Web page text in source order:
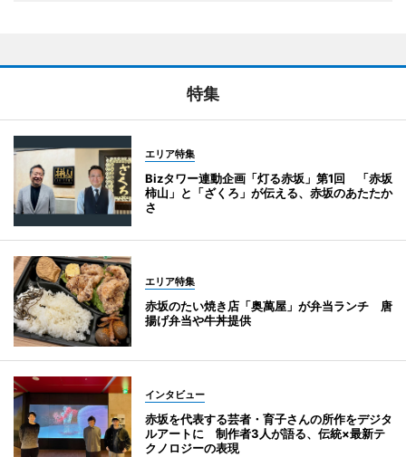
特集
エリア特集
Bizタワー連動企画「灯る赤坂」第1回 「赤坂
柿山」と「ざくろ」が伝える、赤坂のあたたか
さ
エリア特集
赤坂のたい焼き店「奥萬屋」が弁当ランチ 唐
揚げ弁当や牛丼提供
インタビュー
赤坂を代表する芸者・育子さんの所作をデジタ
ルアートに 制作者3人が語る、伝統×最新テ
クノロジーの表現